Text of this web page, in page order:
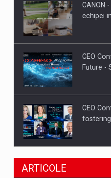
Hard
CANON
echipei
CEO
Future -
CEO
CEO
ARTICOLE